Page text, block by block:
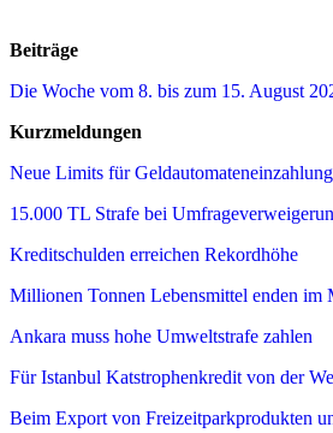
Beiträge
Die Woche vom 8. bis zum 15. August
Kurzmeldungen
Neue Limits für
15.000 TL Strafe bei
Kreditschulden erreichen Rekordhöhe
Millionen Tonnen Lebensmittel enden im
Ankara muss hohe Umweltstrafe zahlen
Für Istanbul Katstrophenkredit von der
Beim Export von Freizeitparkprodukten